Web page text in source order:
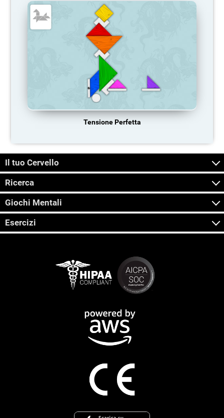
Tensione Perfetta
Il tuo Cervello
Ricerca
Giochi Mentali
Esercizi